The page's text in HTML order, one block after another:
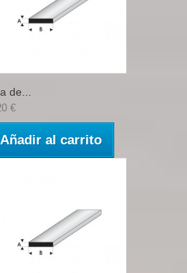
de...
€
Añadir al carrito